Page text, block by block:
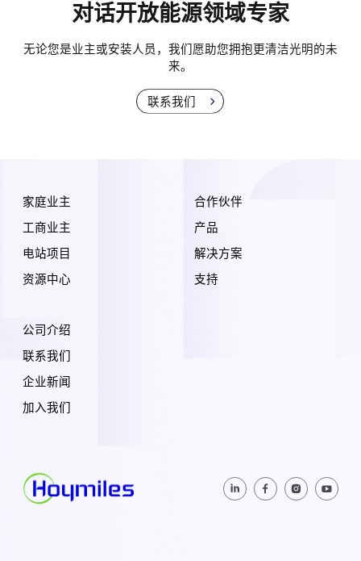
对话开放能源领域专家
无论您是业主或安装人员，我们愿助您拥抱更清洁光明的未
来。
联系我们
家庭业主
工商业主
电站项目
资源中心
合作伙伴
产品
解决方案
支持
公司介绍
联系我们
企业新闻
加入我们